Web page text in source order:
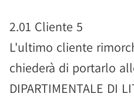
2.01 Cliente 5
L'ultimo cliente
chiederà di portarlo
DIPARTIMENTALE DI